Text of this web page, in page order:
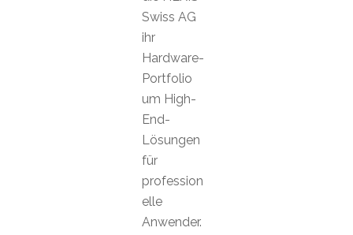
Swiss AG
ihr
Hardware-
Portfolio
um High-
End-
Lösungen
für
profession
elle
Anwender.